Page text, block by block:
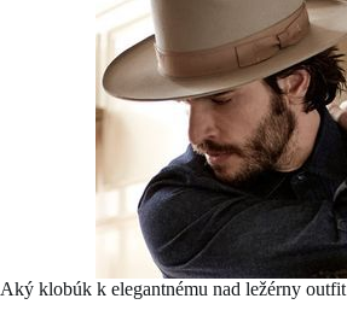
Aký klobúk k elegantnému nad ležérny outfit